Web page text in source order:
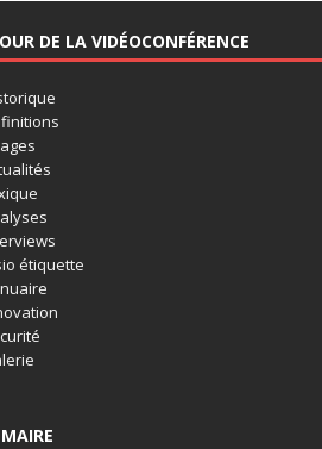
DE LA VIDÉOCONFÉRENCE
étiquette